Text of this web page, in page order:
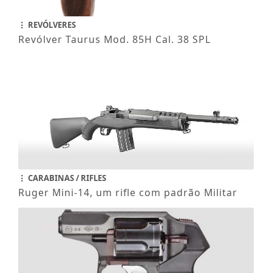
REVÓLVERES
Revólver Taurus Mod. 85H Cal. 38 SPL
CARABINAS / RIFLES
Ruger Mini-14, um rifle com padrão Militar